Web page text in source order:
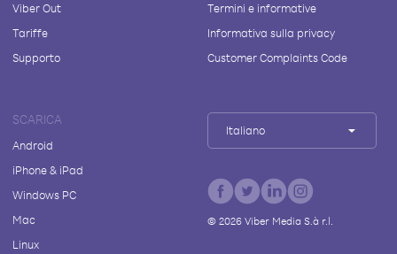
Viber Out
Tariffe
Supporto
Termini e informative
Informativa sulla privacy
Customer Complaints Code
SCARICA
Android
iPhone & iPad
Windows PC
Mac
Linux
Italiano
© 2026Viber Media S.à r.l.